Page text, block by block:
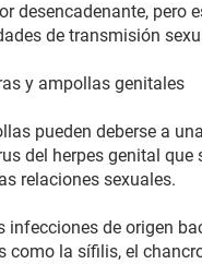
desencadenante, pero
de transmisión
y ampollas genitales
pueden deberse a
del herpes genital
relaciones sexuales.
infecciones de origen
como la sífilis, el